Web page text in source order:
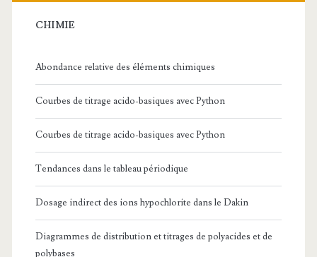
CHIMIE
Abondance relative des éléments chimiques
Courbes de titrage acido-basiques avec Python
Courbes de titrage acido-basiques avec Python
Tendances dans le tableau périodique
Dosage indirect des ions hypochlorite dans le Dakin
Diagrammes de distribution et titrages de polyacides et de
polybases